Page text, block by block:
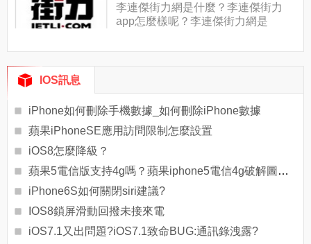
李連傑街力網是什麼？李連傑街力
app怎麼樣呢？李連傑街力網是
IOS訊息
iPhone如何刪除手機數據_如何刪除iPhone數據
蘋果iPhoneSE應用訪問限制怎麼設置
iOS8怎麼降級？
蘋果5電信版支持4g嗎？蘋果iphone5電信4g破解圖文教程
iPhone6S如何關閉siri建議?
IOS8鎖屏滑動回撥未接來電
iOS7.1又出問題?iOS7.1致命BUG:通訊錄洩露?